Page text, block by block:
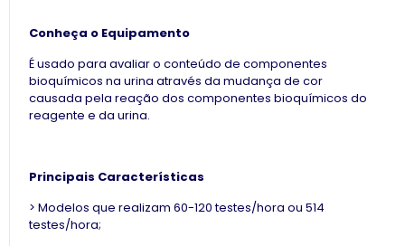
Conheça o Equipamento
É usado para avaliar o conteúdo de componentes
bioquímicos na urina através da mudança de cor
causada pela reação dos componentes bioquímicos do
reagente e da urina.
Principais Características
> Modelos que realizam 60-120 testes/hora ou 514
testes/hora;